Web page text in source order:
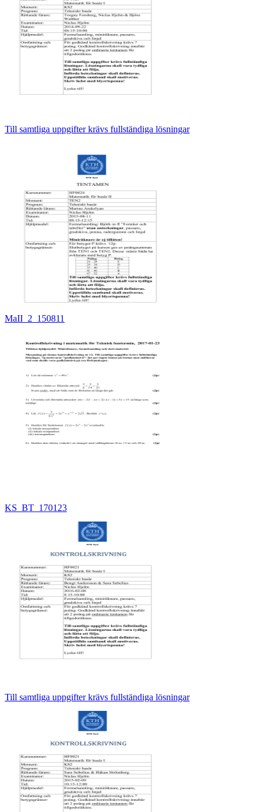
Till samtliga uppgifter krävs fullständiga lösningar
MaII_2_150811
KS_BT_170123
Till samtliga uppgifter krävs fullständiga lösningar